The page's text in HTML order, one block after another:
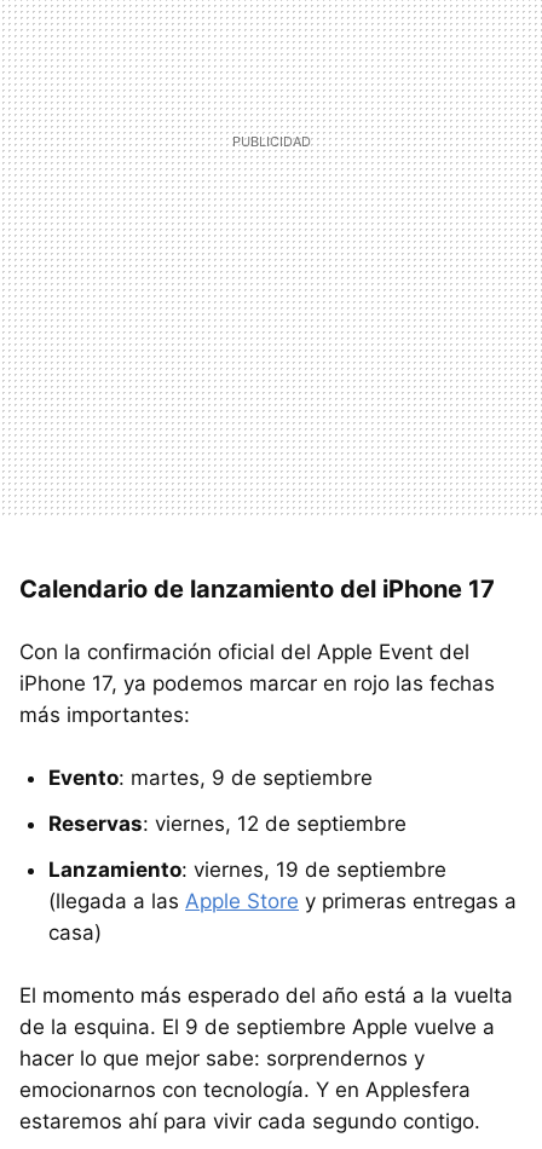
Calendario de lanzamiento del iPhone 17
Con la confirmación oficial del Apple Event del
iPhone 17, ya podemos marcar en rojo las fechas
más importantes:
Evento: martes, 9 de septiembre
Reservas: viernes, 12 de septiembre
Lanzamiento: viernes, 19 de septiembre
(llegada a las Apple Store y primeras entregas a
casa)
El momento más esperado del año está a la vuelta
de la esquina. El 9 de septiembre Apple vuelve a
hacer lo que mejor sabe: sorprendernos y
emocionarnos con tecnología. Y en Applesfera
estaremos ahí para vivir cada segundo contigo.